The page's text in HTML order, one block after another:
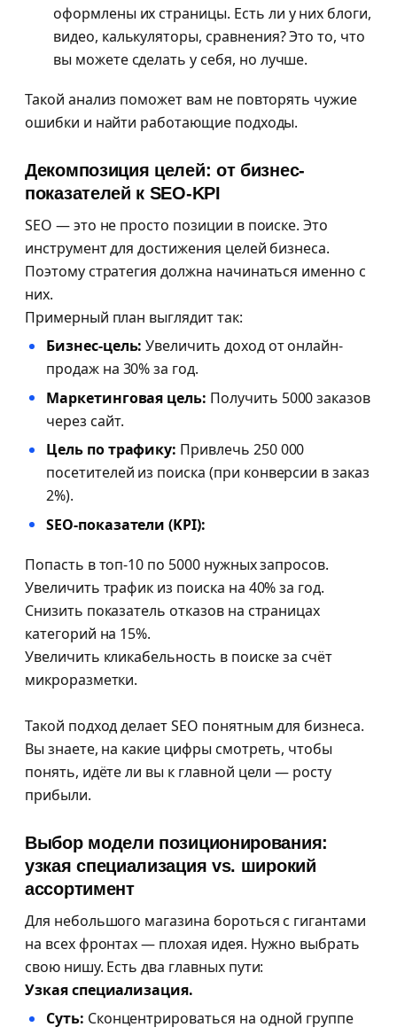
оформлены их страницы. Есть ли у них блоги,
видео, калькуляторы, сравнения? Это то, что
вы можете сделать у себя, но лучше.
Такой анализ поможет вам не повторять чужие
ошибки и найти работающие подходы.
Декомпозиция целей: от бизнес-
показателей к SEO-KPI
SEO — это не просто позиции в поиске. Это
инструмент для достижения целей бизнеса.
Поэтому стратегия должна начинаться именно с
них.
Примерный план выглядит так:
Бизнес-цель: Увеличить доход от онлайн-
продаж на 30% за год.
Маркетинговая цель: Получить 5000 заказов
через сайт.
Цель по трафику: Привлечь 250 000
посетителей из поиска (при конверсии в заказ
2%).
SEO-показатели (KPI):
Попасть в топ-10 по 5000 нужных запросов.
Увеличить трафик из поиска на 40% за год.
Снизить показатель отказов на страницах
категорий на 15%.
Увеличить кликабельность в поиске за счёт
микроразметки.
Такой подход делает SEO понятным для бизнеса.
Вы знаете, на какие цифры смотреть, чтобы
понять, идёте ли вы к главной цели — росту
прибыли.
Выбор модели позиционирования:
узкая специализация vs. широкий
ассортимент
Для небольшого магазина бороться с гигантами
на всех фронтах — плохая идея. Нужно выбрать
свою нишу. Есть два главных пути:
Узкая специализация.
Суть: Сконцентрироваться на одной группе